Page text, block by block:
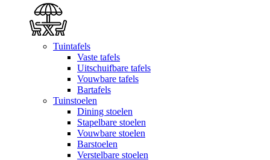
Tuintafels
Vaste tafels
Uitschuifbare tafels
Vouwbare tafels
Bartafels
Tuinstoelen
Dining stoelen
Stapelbare stoelen
Vouwbare stoelen
Barstoelen
Verstelbare stoelen